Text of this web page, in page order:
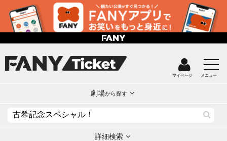
マイページ メニュー
劇場から探す
詳細検索